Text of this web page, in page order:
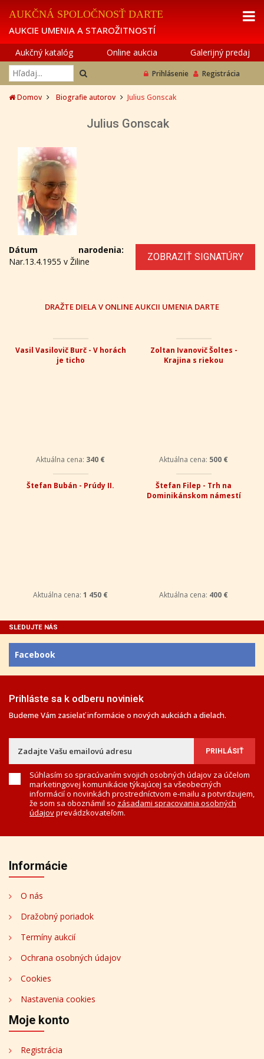
AUKČNÁ SPOLOČNOSŤ DARTE
AUKCIE UMENIA A STAROŽITNOSTÍ
Aukčný katalóg Online aukcia Galerijný predaj
Prihlásenie Registrácia
Domov Biografie autorov Julius Gonscak
Julius Gonscak
ZOBRAZIŤ SIGNATÚRY
Dátum narodenia:
Nar.13.4.1955 v Žiline
DRAŽTE DIELA V ONLINE AUKCII UMENIA DARTE
Vasil Vasilovič Burč - V horách
je ticho
Aktuálna cena: 340 €
Zoltan Ivanovič Šoltes -
Krajina s riekou
Aktuálna cena: 500 €
Štefan Bubán - Prúdy II.
Aktuálna cena: 1 450 €
Štefan Filep - Trh na
Dominikánskom námestí
Aktuálna cena: 400 €
SLEDUJTE NÁS
Facebook
Prihláste sa k odberu noviniek
Budeme Vám zasielať informácie o nových aukciách a dielach.
Súhlasím so spracúvaním svojich osobných údajov za účelom
marketingovej komunikácie týkajúcej sa všeobecných
informácií o novinkách prostredníctvom e-mailu a potvrdzujem,
že som sa oboznámil so zásadami spracovania osobných
údajovprevádzkovateľom.
Informácie
O nás
Dražobný poriadok
Termíny aukcií
Ochrana osobných údajov
Cookies
Nastavenia cookies
Moje konto
Registrácia